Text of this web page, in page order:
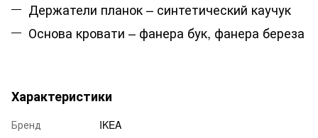
Держатели планок – синтетический каучук
Основа кровати – фанера бук, фанера береза
Характеристики
Бренд IKEA